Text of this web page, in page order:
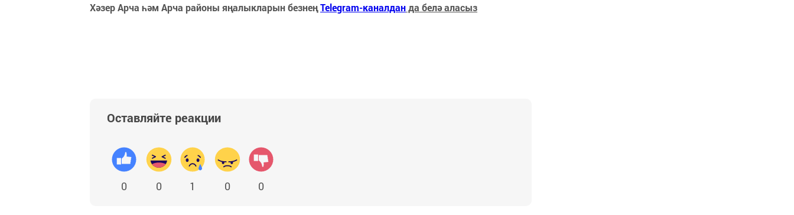
Хәзер Арча һәм Арча районы яңалыкларын безнеңTelegram-каналданда белә аласыз
Оставляйте реакции
0 0 1 0 0